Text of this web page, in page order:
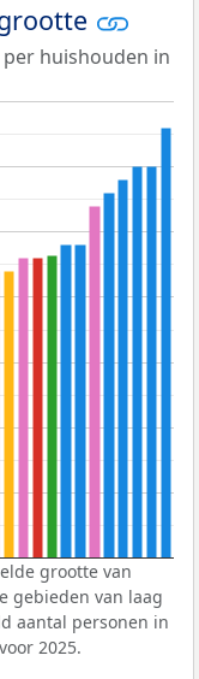
huishouden in
grootte van
gebieden van laag
aantal personen in
2025.